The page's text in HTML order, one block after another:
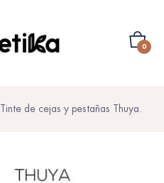
0
Tinte de cejas y pestañas Thuya.